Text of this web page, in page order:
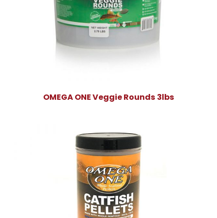
OMEGA ONE Veggie Rounds 3lbs